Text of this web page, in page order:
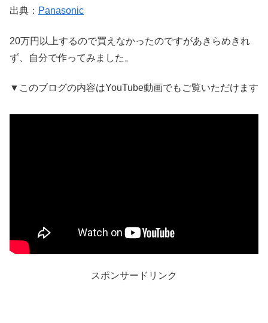
出典： Panasonic
20万円以上するので買えなかったのですがあきらめきれ
ず、自分で作ってみました。
▼このブログの内容はYouTube動画でもご覧いただけます
スポンサードリンク